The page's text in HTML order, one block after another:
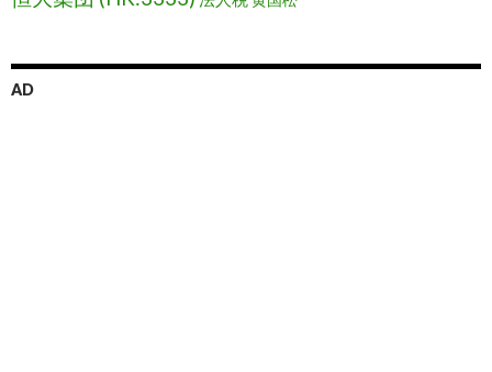
AD